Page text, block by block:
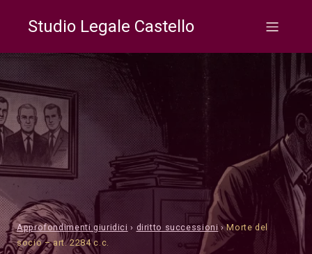
Studio Legale Castello
Approfondimenti giuridici › diritto successioni›Morte del
socio – art. 2284 c.c.